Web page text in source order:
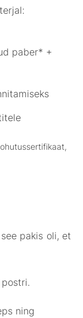
paber* +
pakis oli, et
ning